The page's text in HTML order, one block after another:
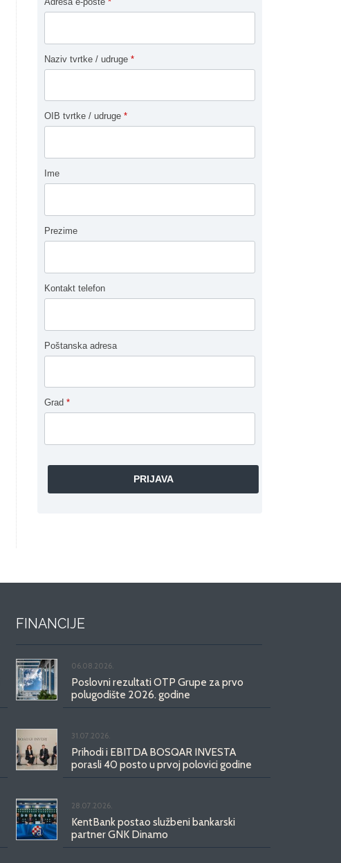
Naziv tvrtke / udruge *
OIB tvrtke / udruge *
Ime
Prezime
Kontakt telefon
Poštanska adresa
Grad *
FINANCIJE
06.08.2026.
Poslovni rezultati OTP Grupe za prvo
polugodište 2026. godine
31.07.2026.
Prihodi i EBITDA BOSQAR INVESTA
porasli 40 posto u prvoj polovici godine
28.07.2026.
KentBank postao službeni bankarski
partner GNK Dinamo